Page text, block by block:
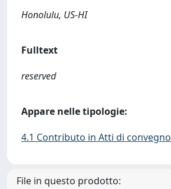
Honolulu, US-HI
Fulltext
reserved
Appare nelle tipologie:
4.1 Contributo in Atti di convegno
File in questo prodotto: